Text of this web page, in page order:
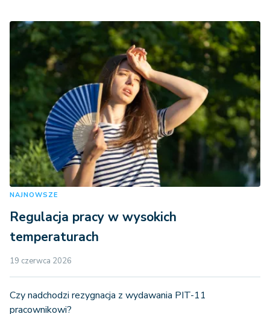
NAJNOWSZE
Regulacja pracy w wysokich
temperaturach
19 czerwca 2026
Czy nadchodzi rezygnacja z wydawania PIT-11
pracownikowi?